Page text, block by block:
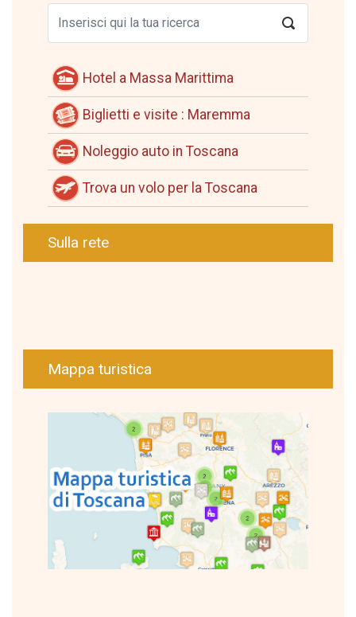
Hotel a Massa Marittima
Biglietti e visite : Maremma
Noleggio auto in Toscana
Trova un volo per la Toscana
Sulla rete
Mappa turistica